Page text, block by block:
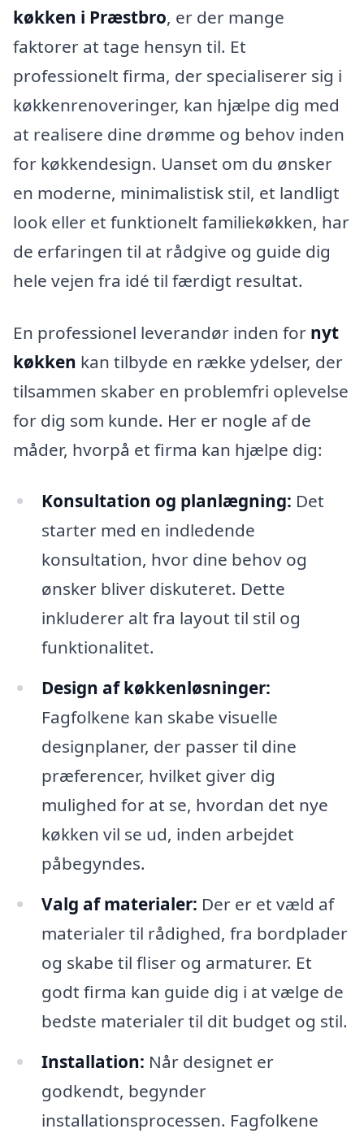
køkken i Præstbro, er der mange
faktorer at tage hensyn til. Et
professionelt firma, der specialiserer sig i
køkkenrenoveringer, kan hjælpe dig med
at realisere dine drømme og behov inden
for køkkendesign. Uanset om du ønsker
en moderne, minimalistisk stil, et landligt
look eller et funktionelt familiekøkken, har
de erfaringen til at rådgive og guide dig
hele vejen fra idé til færdigt resultat.
En professionel leverandør inden for nyt
køkken kan tilbyde en række ydelser, der
tilsammen skaber en problemfri oplevelse
for dig som kunde. Her er nogle af de
måder, hvorpå et firma kan hjælpe dig:
Konsultation og planlægning: Det
starter med en indledende
konsultation, hvor dine behov og
ønsker bliver diskuteret. Dette
inkluderer alt fra layout til stil og
funktionalitet.
Design af køkkenløsninger:
Fagfolkene kan skabe visuelle
designplaner, der passer til dine
præferencer, hvilket giver dig
mulighed for at se, hvordan det nye
køkken vil se ud, inden arbejdet
påbegyndes.
Valg af materialer: Der er et væld af
materialer til rådighed, fra bordplader
og skabe til fliser og armaturer. Et
godt firma kan guide dig i at vælge de
bedste materialer til dit budget og stil.
Installation: Når designet er
godkendt, begynder
installationsprocessen. Fagfolkene